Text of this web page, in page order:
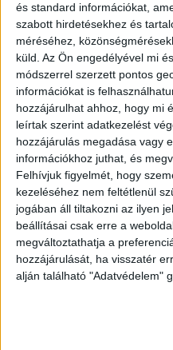
és standard információkat,
szabott hirdetésekhez és
méréséhez,
küld. Az Ön engedélyével mi
módszerrel szerzett pontos
információkat is
hozzájárulhat ahhoz, hogy mi
leírtak szerint adatkezelést
hozzájárulás megadása vagy
információkhoz juthat, és
Felhívjuk figyelmét, hogy
kezeléséhez nem feltétlenül
jogában áll tiltakozni az ilyen
beállításai csak erre a
megváltoztathatja a
hozzájárulását, ha visszatér
alján található "Adatvédelem"
OLVASTA MÁR?